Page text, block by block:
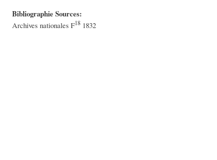
Bibliographie Sources:
Archives nationales F18 1832